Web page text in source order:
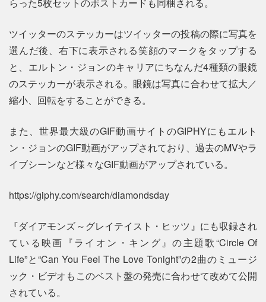
ツイッターのステッカーはツイッターの投稿の際に写真を
選んだ後、右下に表示される笑顔のマークをタップする
と、エルトン・ジョンのキャリアにちなんだ4種類の眼鏡
のステッカーが表示される。眼鏡は写真に合わせて拡大／
縮小、回転をすることができる。
また、世界最大級のGIF動画サイトのGIPHYにもエルト
ン・ジョンのGIF動画がアップされており、過去のMVやラ
イブシーンなど様々なGIF動画がアップされている。
https://giphy.com/search/diamondsday
『ダイアモンズ～グレイテイスト・ヒッツ』にも収録され
ている映画『ライオン・キング』の主題歌“Circle Of
Life”と“Can You Feel The Love Tonight”の2曲のミュージ
ック・ビデオもこのベスト盤の発売に合わせて改めて公開
されている。